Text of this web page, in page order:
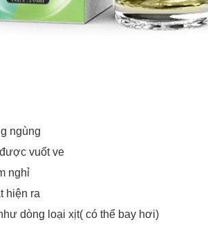
ngùng
vuốt ve
nghỉ
hiện ra
dòng loại xịt( có thể bay hơi)